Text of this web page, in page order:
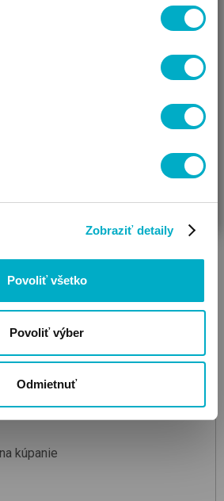
Zobraziť detaily
Povoliť všetko
Povoliť výber
Odmietnuť
kúpanie